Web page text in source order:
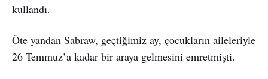
kullandı.
Öte yandan Sabraw, geçtiğimiz ay, çocukların aileleriyle
26 Temmuz’a kadar bir araya gelmesini emretmişti.